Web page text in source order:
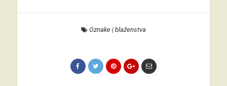
Oznake| blaženstva